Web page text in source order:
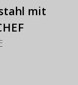
mit